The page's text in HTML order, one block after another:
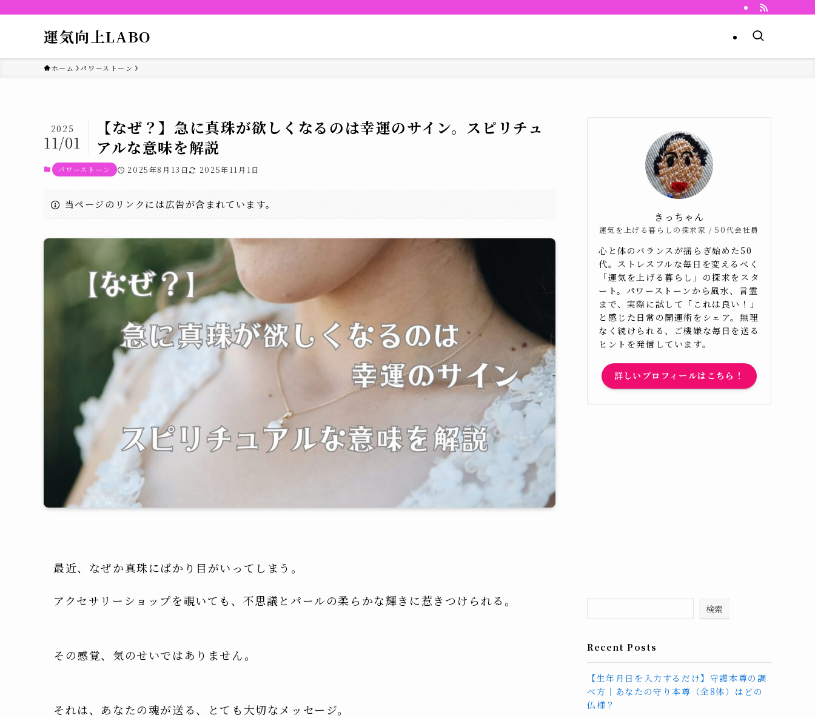
運気向上LABO
ホーム パワーストーン
【なぜ？】急に真珠が欲しくなるのは幸運のサイン。スピリチュ
アルな意味を解説
2025
11/01
パワーストーン 2025年8月13日 2025年11月1日
当ページのリンクには広告が含まれています。
最近、なぜか真珠にばかり目がいってしまう。
アクセサリーショップを覗いても、不思議とパールの柔らかな輝きに惹きつけられる。
その感覚、気のせいではありません。
それは、あなたの魂が送る、とても大切なメッセージ。
きっちゃん
運気を上げる暮らしの探求家 / 50代会社員
心と体のバランスが揺らぎ始めた50
代。ストレスフルな毎日を変えるべく
「運気を上げる暮らし」の探求をスタ
ート。パワーストーンから風水、言霊
まで、実際に試して「これは良い！」
と感じた日常の開運術をシェア。無理
なく続けられる、ご機嫌な毎日を送る
ヒントを発信しています。
詳しいプロフィールはこちら！
検索
Recent Posts
【生年月日を入力するだけ】守護本尊の調
べ方｜あなたの守り本尊（全8体）はどの
仏様？